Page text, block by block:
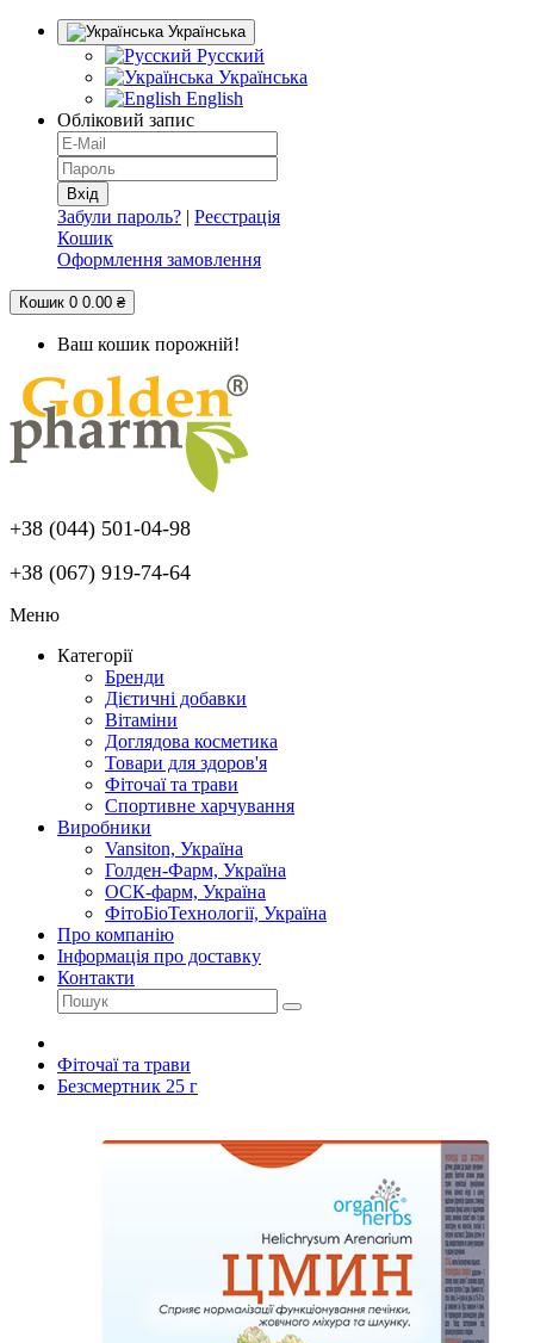
Українська
Русский
Українська
English
Обліковий запис
Забули пароль? | Реєстрація
Кошик
Оформлення замовлення
Кошик 0 0.00 ₴
Ваш кошик порожній!
+38 (044) 501-04-98
+38 (067) 919-74-64
Меню
Категорії
Бренди
Дієтичні добавки
Вітаміни
Доглядова косметика
Товари для здоров'я
Фіточаї та трави
Спортивне харчування
Виробники
Vansiton, Україна
Голден-Фарм, Україна
ОСК-фарм, Україна
ФітоБіоТехнології, Україна
Про компанію
Інформація про доставку
Контакти
Фіточаї та трави
Безсмертник 25 г